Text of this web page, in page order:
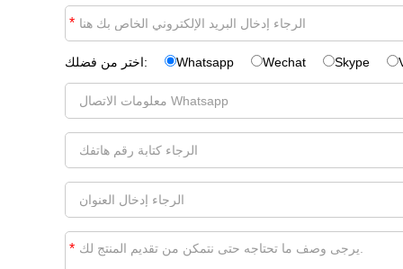
*
اختر من فضلك: Whatsapp Wechat Skype
*